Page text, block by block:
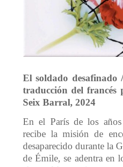
El soldado
traducción del francés
Seix Barral, 2024
En el París de los
recibe la misión de
desaparecido durante la
de Émile, se adentra en